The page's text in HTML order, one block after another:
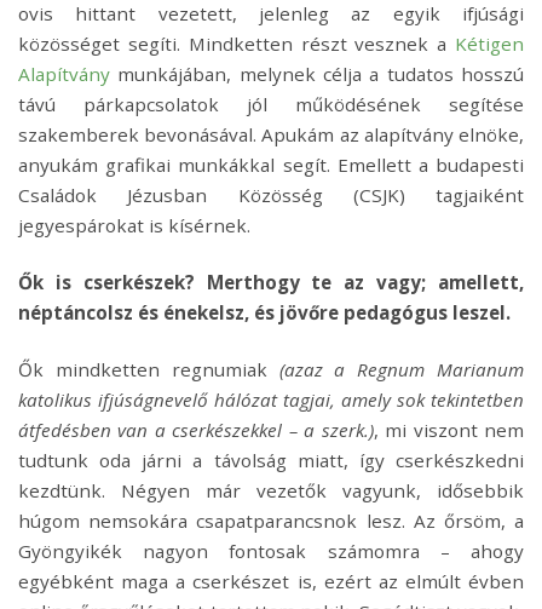
ovis hittant vezetett, jelenleg az egyik ifjúsági
közösséget segíti. Mindketten részt vesznek a Kétigen
Alapítvány munkájában, melynek célja a tudatos hosszú
távú párkapcsolatok jól működésének segítése
szakemberek bevonásával. Apukám az alapítvány elnöke,
anyukám grafikai munkákkal segít. Emellett a budapesti
Családok Jézusban Közösség (CSJK) tagjaiként
jegyespárokat is kísérnek.
Ők is cserkészek? Merthogy te az vagy; amellett,
néptáncolsz és énekelsz, és jövőre pedagógus leszel.
Ők mindketten regnumiak (azaz a Regnum Marianum
katolikus ifjúságnevelő hálózat tagjai, amely sok tekintetben
átfedésben van a cserkészekkel – a szerk.), mi viszont nem
tudtunk oda járni a távolság miatt, így cserkészkedni
kezdtünk. Négyen már vezetők vagyunk, idősebbik
húgom nemsokára csapatparancsnok lesz. Az őrsöm, a
Gyöngyikék nagyon fontosak számomra – ahogy
egyébként maga a cserkészet is, ezért az elmúlt évben